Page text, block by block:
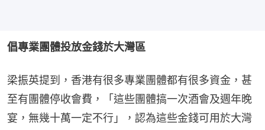
倡專業團體投放金錢於大灣區
梁振英提到，香港有很多專業團體都有很多資金，甚
至有團體停收會費，「這些團體搞一次酒會及週年晚
宴，無幾十萬一定不行」，認為這些金錢可用於大灣